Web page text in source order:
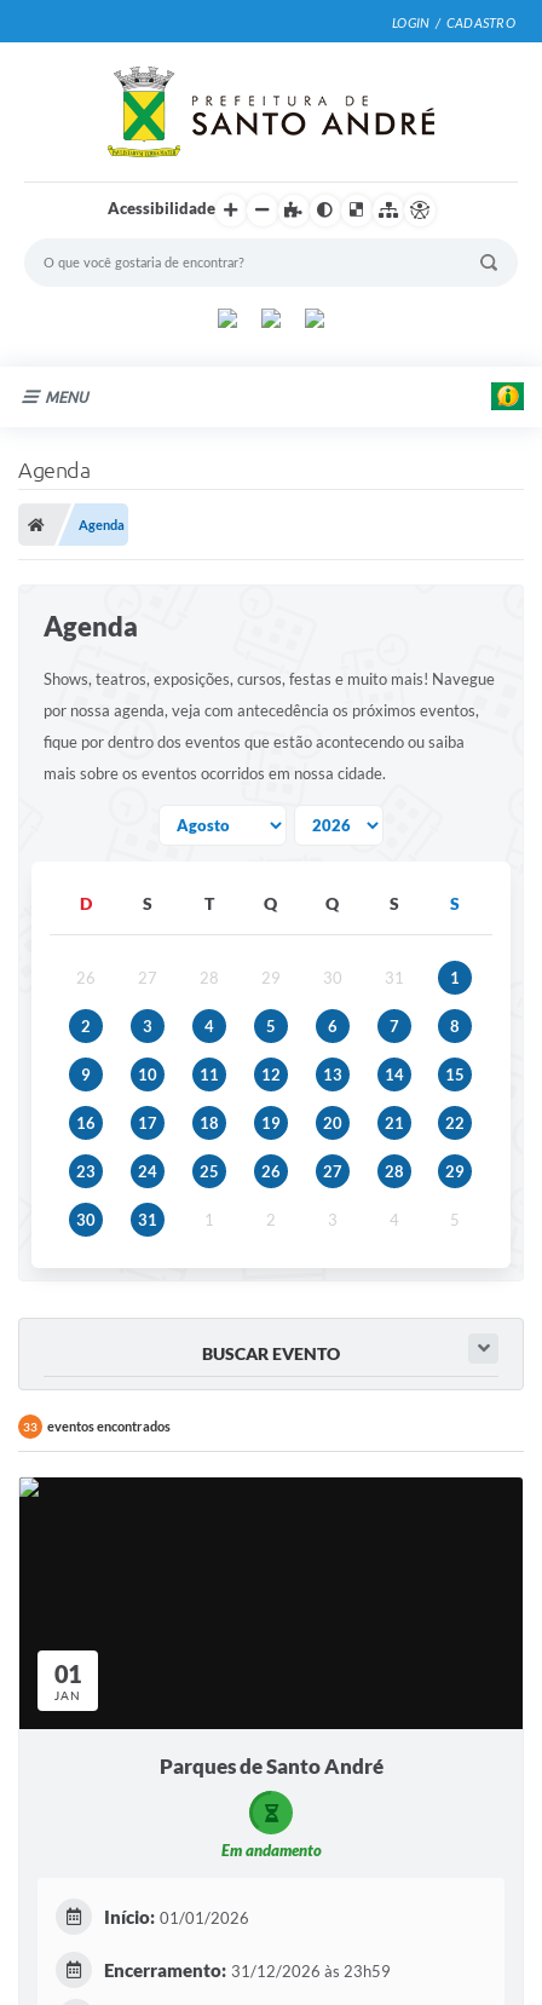
LOGIN / CADASTRO
Acessibilidade
MENU
Portal de Serviços
Ônibus
Consultar Processos
Contas Públicas
Contratos
Declaração de Rendimentos
Fale Conosco
FAQ - Perguntas Frequentes
Iluminação Pública
IPTU 2025
Legislação
Lei de acesso à informação
Portal da Educação
Autarquias
Agenda
Agenda
Agenda
Shows, teatros, exposições, cursos, festas e muito mais! Navegue
por nossa agenda, veja com antecedência os próximos eventos,
fique por dentro dos eventos que estão acontecendo ou saiba
mais sobre os eventos ocorridos em nossa cidade.
D S T Q Q S S
26 27 28 29 30 31 1
2 3 4 5 6 7 8
9 10 11 12 13 14 15
16 17 18 19 20 21 22
23 24 25 26 27 28 29
30 31 1 2 3 4 5
BUSCAR EVENTO
33 eventos encontrados
01
JAN
Parques de Santo André
Em andamento
Início: 01/01/2026
Encerramento: 31/12/2026 às 23h59